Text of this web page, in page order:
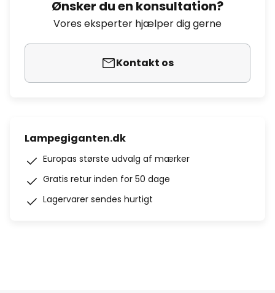
Ønsker du en konsultation?
Vores eksperter hjælper dig gerne
Kontakt os
Lampegiganten.dk
Europas største udvalg af mærker
Gratis retur inden for 50 dage
Lagervarer sendes hurtigt